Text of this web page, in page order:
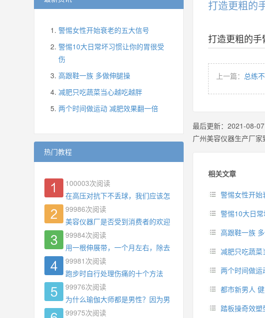
打造更粗的
打造更粗的手
上一篇： 总练
最后更新： 2021-08-07
广州美容仪器生产厂
相关文章
警惕女性开始
警惕10大日
高跟鞋一族
减肥只吃蔬
两个时间做
都市新男人
踏板操奇效塑
警惕女性开始衰老的五大信号
警惕10大日常坏习惯让你的胃很受
伤
高跟鞋一族 多做伸腿操
减肥只吃蔬菜当心越吃越胖
两个时间做运动 减肥效果翻一倍
热门教程
100003次阅读
在高压对抗下不丢球，我们应该怎么练?
99986次阅读
美容仪器厂是否受到消费者的欢迎
99984次阅读
用一根伸展带，一个月左右，除去了手臂拜拜肉，背也变薄了
99981 次阅读
跑步时自行处理伤痛的十个方法
99976次阅读
为什么瑜伽大师都是男性？因为男权，让女性失去同等的机会
99975次阅读